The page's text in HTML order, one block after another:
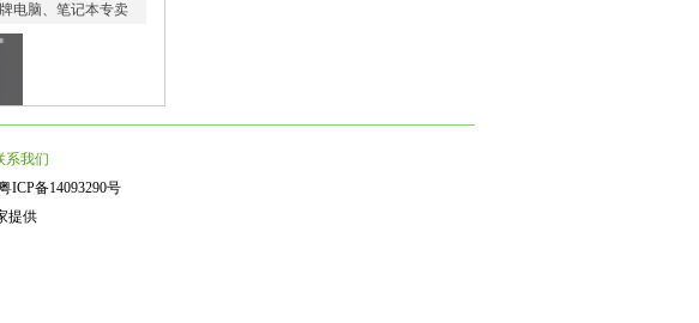
电脑、笔记本专卖
系我们
ICP备14093290号
提供